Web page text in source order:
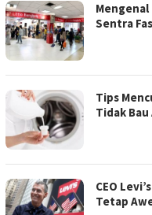
Sentra
Tips
Tidak
CEO
Tetap